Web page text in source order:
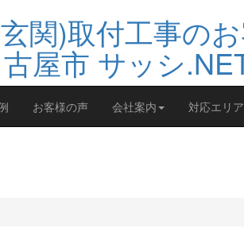
お客様の声 会社案内 対応エリア